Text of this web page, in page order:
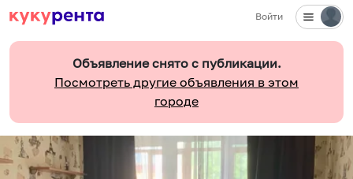
Войти
Объявление снято с публикации.
Посмотреть другие объявления в этом
городе